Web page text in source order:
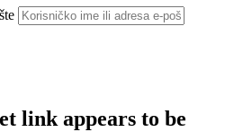
link appears to be